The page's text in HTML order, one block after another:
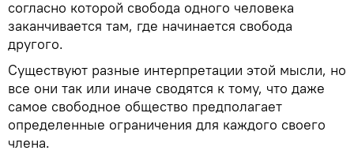
согласно которой свобода одного человека
заканчивается там, где начинается свобода
другого.
Существуют разные интерпретации этой мысли, но
все они так или иначе сводятся к тому, что даже
самое свободное общество предполагает
определенные ограничения для каждого своего
члена.